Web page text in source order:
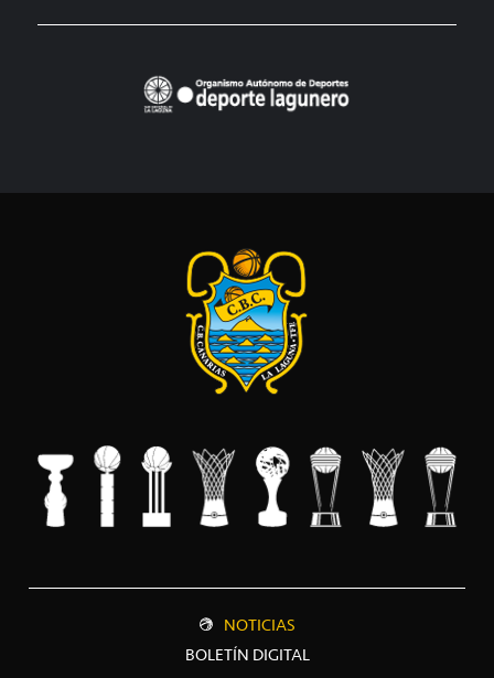
NOTICIAS
BOLETÍN DIGITAL